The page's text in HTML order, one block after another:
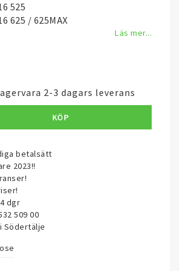
525
625 / 625MAX
Läs mer...
2-3 dagars leverans
KÖP
betalsätt
2023!!
dgr
509 00
Södertälje